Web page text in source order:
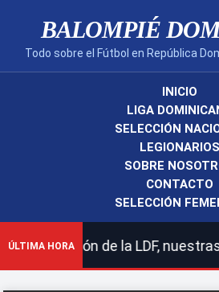
BALOMPIÉ
Todo sobre el Fútbol en República
INICIO
LIGA
SELECCIÓN
LEGIONARIOS
SOBRE
CONTACTO
SELECCIÓN
ÚLTIMA HORA
la LDF, nuestras